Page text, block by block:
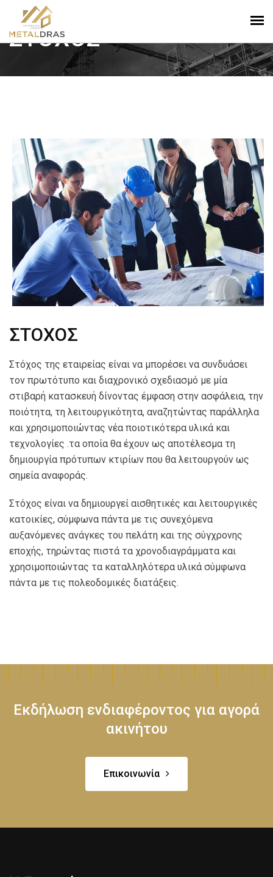
ΣΤΟΧΟΣ
ΣΤΟΧΟΣ
Στόχος της εταιρείας είναι να μπορέσει να συνδυάσει
τον πρωτότυπο και διαχρονικό σχεδιασμό με μία
στιβαρή κατασκευή δίνοντας έμφαση στην ασφάλεια, την
ποιότητα, τη λειτουργικότητα, αναζητώντας παράλληλα
και χρησιμοποιώντας νέα ποιοτικότερα υλικά και
τεχνολογίες .τα οποία θα έχουν ως αποτέλεσμα τη
δημιουργία πρότυπων κτιρίων που θα λειτουργούν ως
σημεία αναφοράς.
Στόχος είναι να δημιουργεί αισθητικές και λειτουργικές
κατοικίες, σύμφωνα πάντα με τις συνεχόμενα
αυξανόμενες ανάγκες του πελάτη και της σύγχρονης
εποχής, τηρώντας πιστά τα χρονοδιαγράμματα και
χρησιμοποιώντας τα καταλληλότερα υλικά σύμφωνα
πάντα με τις πολεοδομικές διατάξεις.
Εκδήλωση ενδιαφέροντος για αγορά
ακινήτου
Επικοινωνία